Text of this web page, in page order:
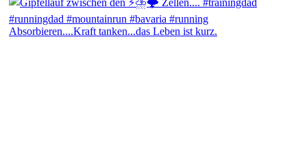
Absorbieren....Kraft tanken...das Leben ist kurz.